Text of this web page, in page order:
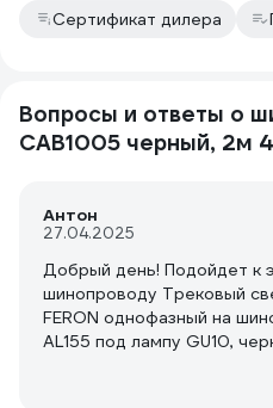
Сертификат дилера
Вопросы и ответы о
CAB1005 черный, 2м
Антон
27.04.2025
Добрый день! Подойдет к
шинопроводу Трековый
FERON однофазный на
AL155 под лампу GU10,